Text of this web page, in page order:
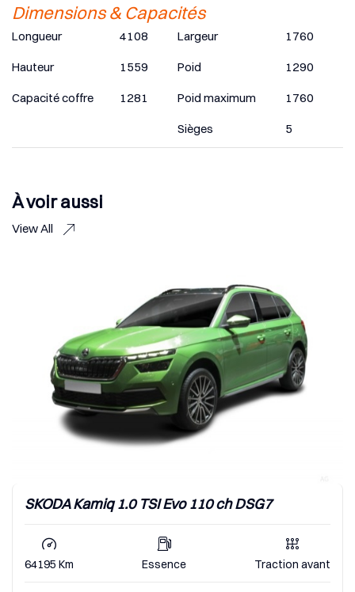
Dimensions & Capacités
Longueur 4108
Hauteur 1559
Capacité coffre 1281
Largeur 1760
Poid 1290
Poid maximum 1760
Sièges 5
À voir aussi
View All
1.0 TSI Evo 110 ch DSG7
Essence Traction avant
17855 Km